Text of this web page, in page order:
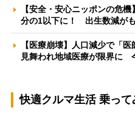
【安全・安心ニッポンの危
分の1以下に！ 出生数減が
【医療崩壊】人口減少で「
見舞われ地域医療が限界に
快適クルマ生活 乗っ